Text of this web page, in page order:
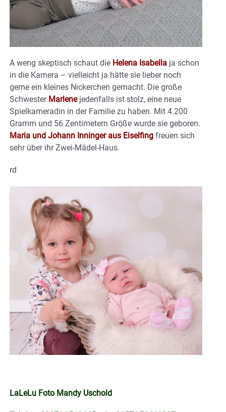
A weng skeptisch schaut die Helena Isabella ja schon
in die Kamera – vielleicht ja hätte sie lieber noch
gerne ein kleines Nickerchen gemacht. Die große
SchwesterMarlenejedenfalls ist stolz, eine neue
Spielkameradin in der Familie zu haben. Mit 4.200
Gramm und 56 Zentimetern Größe wurde sie geboren.
Maria und Johann Inninger aus Eiselfing freuen sich
sehr über ihr Zwei-Mädel-Haus.
rd
LaLeLu Foto Mandy Uschold